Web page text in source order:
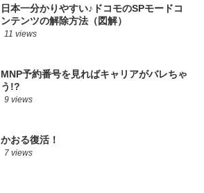
日本一分かりやすい♪ドコモのSPモードコ
ンテンツの解除方法（図解）
11 views
MNP予約番号を見ればキャリアがバレちゃ
う!?
9 views
かおる復活！
7 views